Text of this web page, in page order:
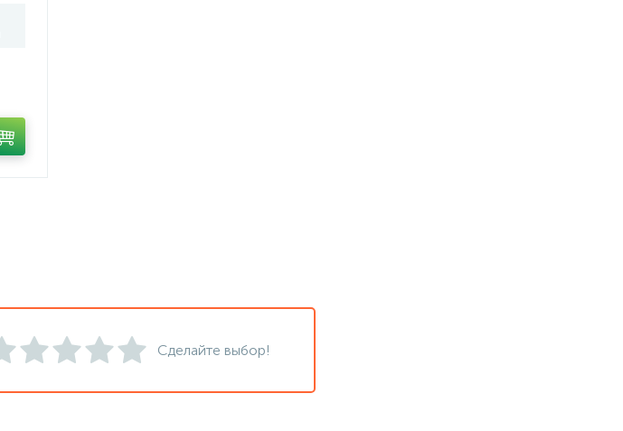
Сделайте выбор!